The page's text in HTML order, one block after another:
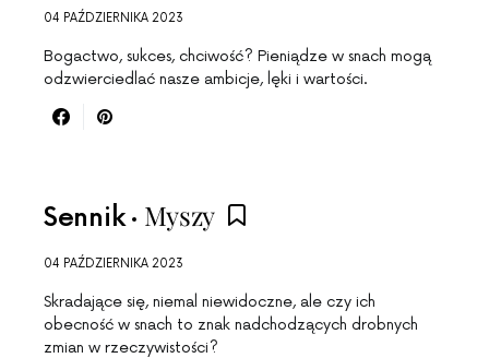
04 PAŹDZIERNIKA 2023
Bogactwo, sukces, chciwość? Pieniądze w snach mogą
odzwierciedlać nasze ambicje, lęki i wartości.
Sennik Myszy
04 PAŹDZIERNIKA 2023
Skradające się, niemal niewidoczne, ale czy ich
obecność w snach to znak nadchodzących drobnych
zmian w rzeczywistości?